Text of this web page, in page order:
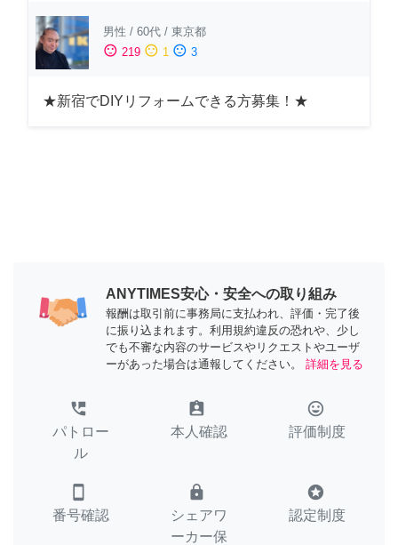
男性 / 60代 / 東京都
sentiment_satisfied 219 sentiment_neutral 1 sentiment_dissatisfied 3
★新宿でDIYリフォームできる方募集！★
ANYTIMES安心・安全への取り組み
報酬は取引前に事務局に支払われ、評価・完了後
に振り込まれます。利用規約違反の恐れや、少し
でも不審な内容のサービスやリクエストやユーザ
ーがあった場合は通報してください。
詳細を見る
perm_phone_msg
パトロー
ル
assignment_ind
本人確認
tag_faces
評価制度
smartphone
番号確認
lock
シェアワ
ーカー保
stars
認定制度